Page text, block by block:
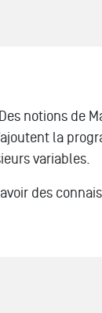
notions de
la
variables.
des